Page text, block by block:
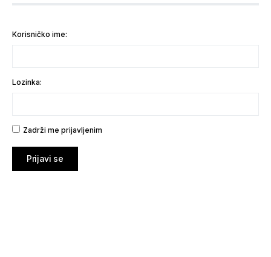
Korisničko ime:
Lozinka:
Zadrži me prijavljenim
Prijavi se